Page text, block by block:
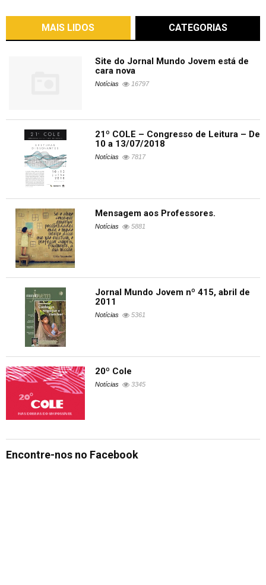
MAIS LIDOS CATEGORIAS
Site do Jornal Mundo Jovem está de
cara nova
Notícias 16797
21º COLE – Congresso de Leitura – De
10 a 13/07/2018
Notícias 7817
Mensagem aos Professores.
Notícias 5881
Jornal Mundo Jovem nº 415, abril de
2011
Notícias 5361
20º Cole
Notícias 3345
Encontre-nos no Facebook